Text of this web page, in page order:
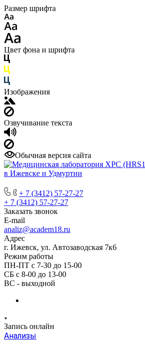
Размер шрифта
Цвет фона и шрифта
Изображения
Озвучивание текста
Обычная версия сайта
+ 7 (3412) 57-27-27
+ 7 (3412) 57-27-27
Заказать звонок
E-mail
analiz@academ18.ru
Адрес
г. Ижевск, ул. Автозаводская 7к6
Режим работы
ПН-ПТ с 7-30 до 15-00
СБ с 8-00 до 13-00
ВС - выходной
Запись онлайн
Анализы